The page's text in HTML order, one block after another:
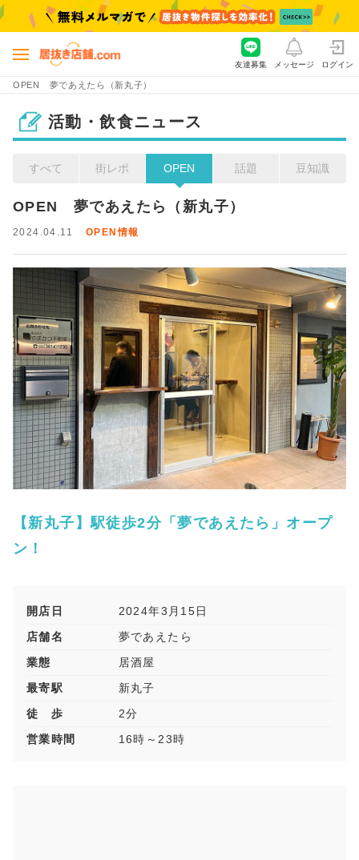
OPEN 夢であえたら（新丸子）
友達募集 メッセージ ログイン
活動・飲食ニュース
すべて 街レポ OPEN 話題 豆知識
OPEN　夢であえたら（新丸子）
2024.04.11 OPEN情報
【新丸子】駅徒歩2分「夢であえたら」オープ
ン！
開店日
2024年3月15日
店舗名
夢であえたら
業態
居酒屋
最寄駅
新丸子
徒 歩
2分
営業時間
16時～23時